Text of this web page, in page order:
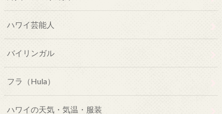
ハワイ芸能人
バイリンガル
フラ（Hula）
ハワイの天気・気温・服装